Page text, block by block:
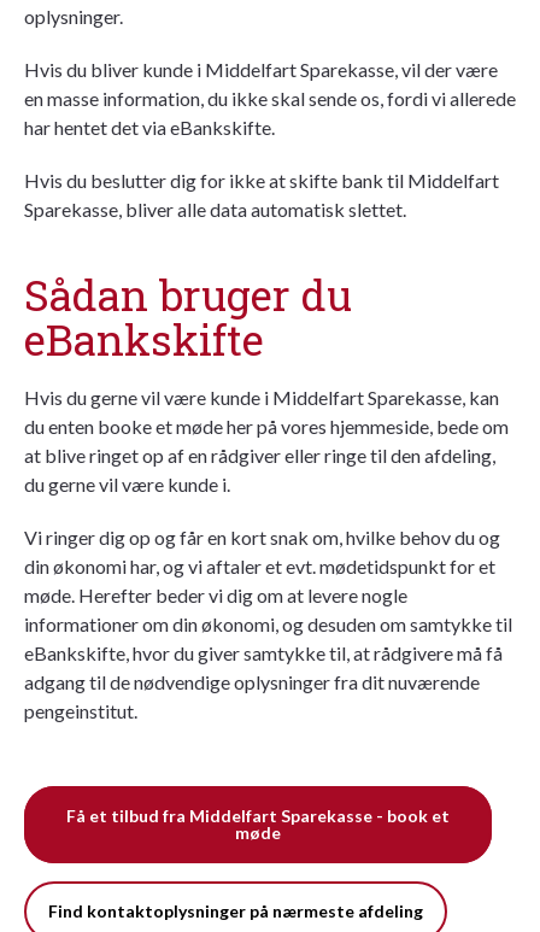
oplysninger.
Hvis du bliver kunde i Middelfart Sparekasse, vil der være
en masse information, du ikke skal sende os, fordi vi allerede
har hentet det via eBankskifte.
Hvis du beslutter dig for ikke at skifte bank til Middelfart
Sparekasse, bliver alle data automatisk slettet.
Sådan bruger du
eBankskifte
Hvis du gerne vil være kunde i Middelfart Sparekasse, kan
du enten booke et møde her på vores hjemmeside, bede om
at blive ringet op af en rådgiver eller ringe til den afdeling,
du gerne vil være kunde i.
Vi ringer dig op og får en kort snak om, hvilke behov du og
din økonomi har, og vi aftaler et evt. mødetidspunkt for et
møde. Herefter beder vi dig om at levere nogle
informationer om din økonomi, og desuden om samtykke til
eBankskifte, hvor du giver samtykke til, at rådgivere må få
adgang til de nødvendige oplysninger fra dit nuværende
pengeinstitut.
Få et tilbud fra Middelfart Sparekasse - book et
møde
Find kontaktoplysninger på nærmeste afdeling